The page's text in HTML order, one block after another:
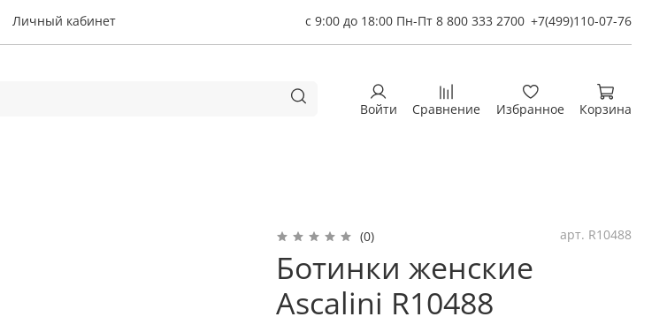
Личный кабинет с 9:00 до 18:00 Пн-Пт 8 800 333 2700 +7(499)110-07-76
Войти Сравнение Избранное Корзина
(0) арт. R10488
Ботинки женские
Ascalini R10488